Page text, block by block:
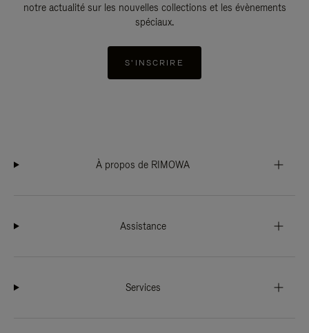
notre actualité sur les nouvelles collections et les évènements
spéciaux.
S'INSCRIRE
À propos de RIMOWA
Assistance
Services